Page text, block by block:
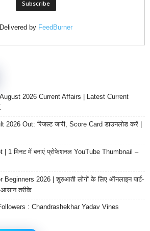
Delivered by FeedBurner
2026 Current Affairs | Latest Current
Out: रिजल्ट जारी, Score Card डाउनलोड करें |
1 मिनट में बनाएं प्रोफेशनल YouTube Thumbnail –
2026 | शुरुआती लोगों के लिए ऑनलाइन पार्ट-
आसान तरीके
: Chandrashekhar Yadav Vines